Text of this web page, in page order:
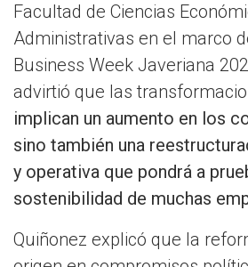
Facultad de Ciencias
Administrativas en el marco
Business Week Javeriana
advirtió que las
implican un aumento en los
sino también una
y operativa que pondrá a
sostenibilidad de muchas
Quiñonez explicó que la